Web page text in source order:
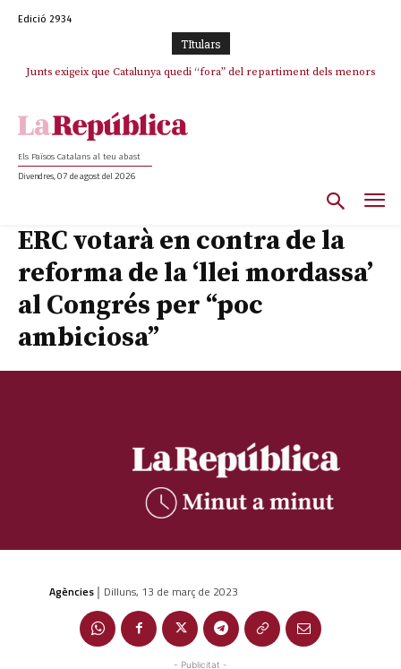
Edició 2934
TItulars
Junts exigeix que Catalunya quedi “fora” del repartiment dels menors
Els Països Catalans al teu abast
Divendres, 07 de agost del 2026
ERC votarà en contra de la
reforma de la ‘llei mordassa’
al Congrés per “poc
ambiciosa”
Agències | Dilluns, 13 de març de 2023
- Publicitat -